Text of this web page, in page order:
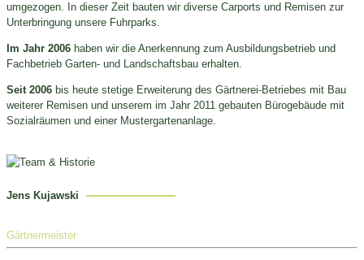
umgezogen. In dieser Zeit bauten wir diverse Carports und Remisen zur
Unterbringung unsere Fuhrparks.
Im Jahr 2006 haben wir die Anerkennung zum Ausbildungsbetrieb und
Fachbetrieb Garten- und Landschaftsbau erhalten.
Seit 2006 bis heute stetige Erweiterung des Gärtnerei-Betriebes mit Bau
weiterer Remisen und unserem im Jahr 2011 gebauten Bürogebäude mit
Sozialräumen und einer Mustergartenanlage.
Jens Kujawski
Gärtnermeister